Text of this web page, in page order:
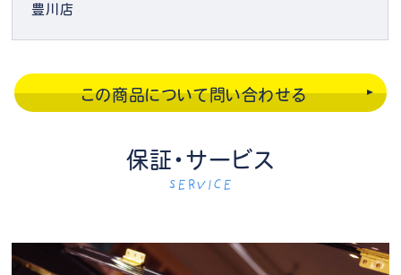
豊川店
この商品について問い合わせる
保証・サービス
SERVICE